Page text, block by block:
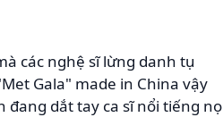
các nghệ sĩ lừng danh tụ
Gala" made in China vậy
dắt tay ca sĩ nổi tiếng nọ